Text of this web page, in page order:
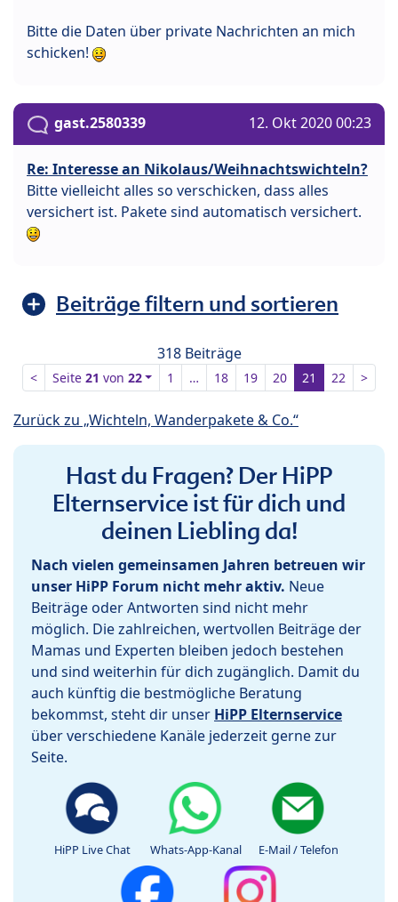
Bitte die Daten über private Nachrichten an mich
schicken!
gast.2580339 12. Okt 2020 00:23
Re: Interesse an Nikolaus/Weihnachtswichteln?
Bitte vielleicht alles so verschicken, dass alles
versichert ist. Pakete sind automatisch versichert.
Beiträge filtern und sortieren
318 Beiträge
< Seite 21 von 22 1 … 18 19 20 21 22 >
Zurück zu „Wichteln, Wanderpakete & Co.“
Hast du Fragen? Der HiPP
Elternservice ist für dich und
deinen Liebling da!
Nach vielen gemeinsamen Jahren betreuen wir
unser HiPP Forum nicht mehr aktiv. Neue
Beiträge oder Antworten sind nicht mehr
möglich. Die zahlreichen, wertvollen Beiträge der
Mamas und Experten bleiben jedoch bestehen
und sind weiterhin für dich zugänglich. Damit du
auch künftig die bestmögliche Beratung
bekommst, steht dir unser HiPP Elternservice
über verschiedene Kanäle jederzeit gerne zur
Seite.
HiPP Live Chat Whats-App-Kanal E-Mail / Telefon